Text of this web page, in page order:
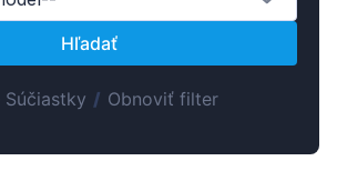
Magyar
Português
Hľadať
Súčiastky / Obnoviť filter